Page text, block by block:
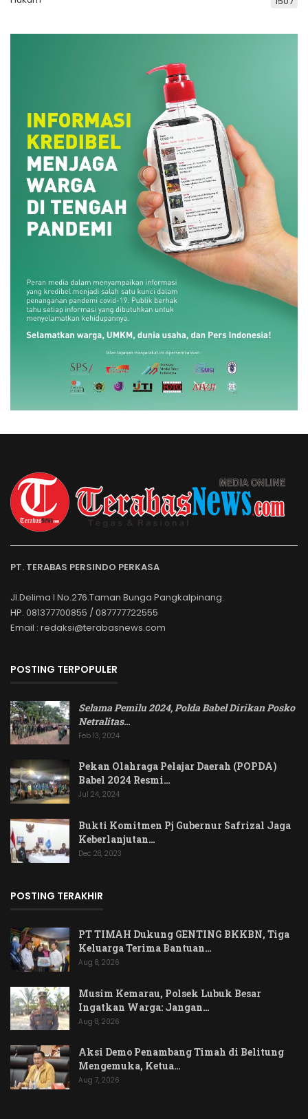
PT. TERABAS PERSINDO PERKASA
Jl.Delima I No.276.Taman Bunga Pangkalpinang.
HP. 081377700855 / 087777722555
Email : redaksi@terabasnews.com
POSTING TERPOPULER
Selama Pemilu 2024, Polda Babel Dirikan Posko
Netralitas…
Feb 13, 2024
Pekan Olahraga Pelajar Daerah (POPDA)
Babel 2024 Resmi…
Jul 24, 2024
Bukti Komitmen Pj Gubernur Safrizal Jaga
Keberlanjutan…
Dec 28, 2023
POSTING TERAKHIR
PT TIMAH Dukung GENTING BKKBN, Tiga
Keluarga Terima Bantuan…
Aug 8, 2026
Musim Kemarau, Polsek Lubuk Besar
Ingatkan Warga: Jangan…
Aug 8, 2026
Aksi Demo Penambang Timah di Belitung
Mengemuka, Ketua…
Aug 7, 2026